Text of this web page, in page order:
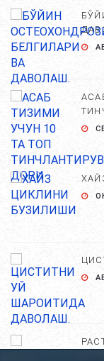
КАМ